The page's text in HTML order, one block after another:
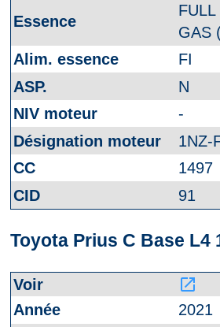
FULL
GAS
FI
N
-
1NZ-
1497
91
Toyota Prius C Base L4
launch
2021